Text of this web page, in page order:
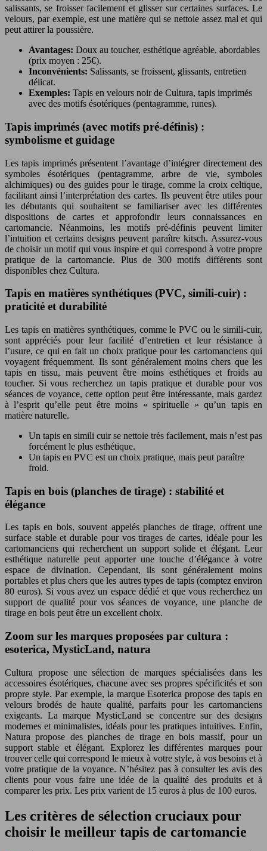
salissants, se froisser facilement et glisser sur certaines surfaces. Le
velours, par exemple, est une matière qui se nettoie assez mal et qui
peut attirer la poussière.
Avantages: Doux au toucher, esthétique agréable, abordables
(prix moyen : 25€).
Inconvénients: Salissants, se froissent, glissants, entretien
délicat.
Exemples: Tapis en velours noir de Cultura, tapis imprimés
avec des motifs ésotériques (pentagramme, runes).
Tapis imprimés (avec motifs pré-définis) :
symbolisme et guidage
Les tapis imprimés présentent l’avantage d’intégrer directement des
symboles ésotériques (pentagramme, arbre de vie, symboles
alchimiques) ou des guides pour le tirage, comme la croix celtique,
facilitant ainsi l’interprétation des cartes. Ils peuvent être utiles pour
les débutants qui souhaitent se familiariser avec les différentes
dispositions de cartes et approfondir leurs connaissances en
cartomancie. Néanmoins, les motifs pré-définis peuvent limiter
l’intuition et certains designs peuvent paraître kitsch. Assurez-vous
de choisir un motif qui vous inspire et qui correspond à votre propre
pratique de la cartomancie. Plus de 300 motifs différents sont
disponibles chez Cultura.
Tapis en matières synthétiques (PVC, simili-cuir) :
praticité et durabilité
Les tapis en matières synthétiques, comme le PVC ou le simili-cuir,
sont appréciés pour leur facilité d’entretien et leur résistance à
l’usure, ce qui en fait un choix pratique pour les cartomanciens qui
voyagent fréquemment. Ils sont généralement moins chers que les
tapis en tissu, mais peuvent être moins esthétiques et froids au
toucher. Si vous recherchez un tapis pratique et durable pour vos
séances de voyance, cette option peut être intéressante, mais gardez
à l’esprit qu’elle peut être moins « spirituelle » qu’un tapis en
matière naturelle.
Un tapis en simili cuir se nettoie très facilement, mais n’est pas
forcément le plus esthétique.
Un tapis en PVC est un choix pratique, mais peut paraître
froid.
Tapis en bois (planches de tirage) : stabilité et
élégance
Les tapis en bois, souvent appelés planches de tirage, offrent une
surface stable et durable pour vos tirages de cartes, idéale pour les
cartomanciens qui recherchent un support solide et élégant. Leur
esthétique naturelle peut apporter une touche d’élégance à votre
espace de divination. Cependant, ils sont généralement moins
portables et plus chers que les autres types de tapis (comptez environ
80 euros). Si vous avez un espace dédié et que vous recherchez un
support de qualité pour vos séances de voyance, une planche de
tirage en bois peut être un excellent choix.
Zoom sur les marques proposées par cultura :
esoterica, MysticLand, natura
Cultura propose une sélection de marques spécialisées dans les
accessoires ésotériques, chacune avec ses propres spécificités et son
propre style. Par exemple, la marque Esoterica propose des tapis en
velours brodés de haute qualité, parfaits pour les cartomanciens
exigeants. La marque MysticLand se concentre sur des designs
modernes et minimalistes, idéals pour les pratiques intuitives. Enfin,
Natura propose des planches de tirage en bois massif, pour un
support stable et élégant. Explorez les différentes marques pour
trouver celle qui correspond le mieux à votre style, à vos besoins et à
votre pratique de la voyance. N’hésitez pas à consulter les avis des
clients pour vous faire une idée de la qualité des produits et à
comparer les prix. Les prix varient de 15 euros à plus de 100 euros.
Les critères de sélection cruciaux pour
choisir le meilleur tapis de cartomancie